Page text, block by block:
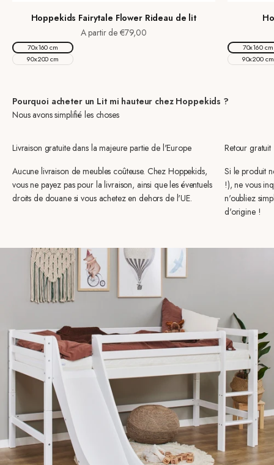
Hoppekids Fairytale Flower Rideau de lit
Prix de vente
A partir de €79,00
70x160 cm
90x200 cm
70x160 cm
90x200 cm
Pourquoi acheter un Lit mi hauteur chez Hoppekids ?
Nous avons simplifié les choses
Livraison gratuite dans la majeure partie de l'Europe
Aucune livraison de meubles coûteuse. Chez Hoppekids,
vous ne payez pas pour la livraison, ainsi que les éventuels
droits de douane si vous achetez en dehors de l'UE.
Retour gratuit
Si le produit
!), ne vous
n'oubliez
d'origine !